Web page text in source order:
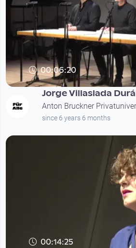
00:06:20
Jorge Villaslada
Anton Bruckner
since 6 years 6 months
00:14:25